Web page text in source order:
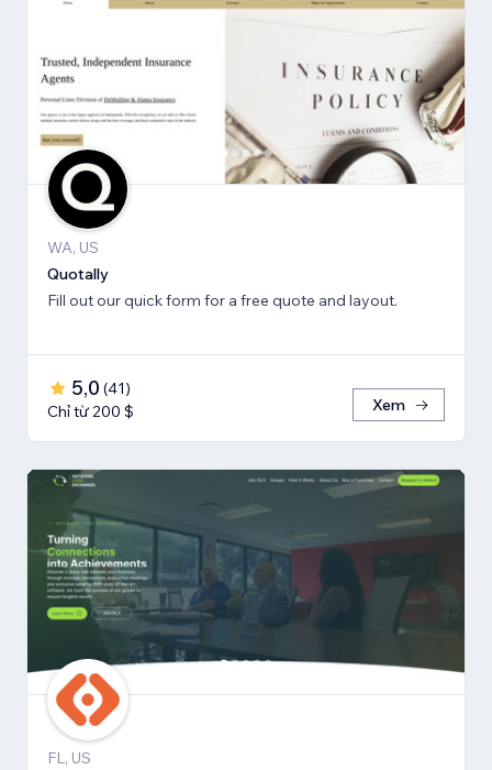
WA, US
Quotally
Fill out our quick form for a free quote and layout.
5,0 (41)
Chỉ từ 200 $
Xem
FL, US